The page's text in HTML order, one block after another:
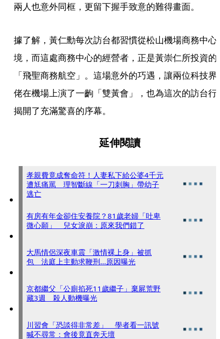
兩人也意外同框，更留下握手致意的難得畫面。
據了解，黃仁勳每次訪台都習慣從松山機場商務中心
境，而這處商務中心的經營者，正是黃崇仁所投資的
「飛聖商務航空」。這場意外的巧遇，讓兩位科技界
佬在機場上演了一齣「雙黃會」，也為這次的訪台行
揭開了充滿驚喜的序幕。
延伸閱讀
孝親費竟成奪命符！人妻私下給公婆4千元
遭尪痛罵 理智斷線「一刀刺胸」帶幼子
逃亡
有房有年金卻住安養院？81歲老婦「吐卑
微心願」 兒女淚崩：原來我們錯了
大馬情侶深夜車震「激情裸上身」被抓
包 法庭上主動求鞭刑...原因曝光
京都繼父「公廁掐死11歲繼子」棄屍荒野
藏3週 殺人動機曝光
川習會「恐談得非常差」 學者看一訊號
喊不尋常：會後竟直奔天壇